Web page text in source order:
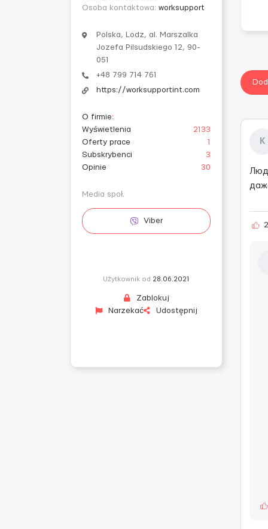
Osoba kontaktowa: worksupport
Polska, Lodz, al. Marszalka
Jozefa Pilsudskiego 12, 90-
051
+48 799 714 761
https://worksupportint.com
O firmie:
Wyświetlenia
2133
Oferty prace
1
Subskrybenci
3
Opinie
30
Media społ.
Viber
Użytkownik od 28.06.2021
Zablokuj
Narzekać
Udostępnij
К
2